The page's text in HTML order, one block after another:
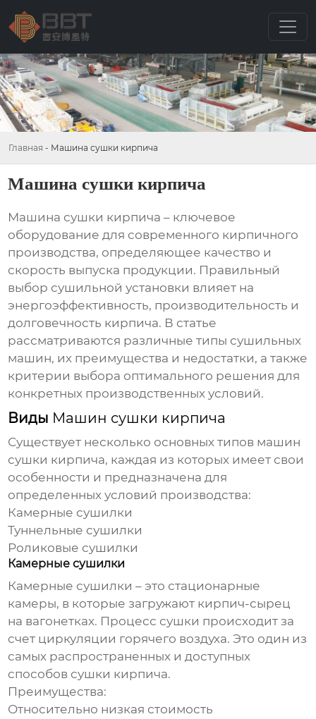
Главная - Машина сушки кирпича
Машина сушки кирпича
Машина сушки кирпича – ключевое
оборудование для современного кирпичного
производства, определяющее качество и
скорость выпуска продукции. Правильный
выбор сушильной установки влияет на
энергоэффективность, производительность и
долговечность кирпича. В статье
рассматриваются различные типы сушильных
машин, их преимущества и недостатки, а также
критерии выбора оптимального решения для
конкретных производственных условий.
Виды Машин сушки кирпича
Существует несколько основных типов машин
сушки кирпича, каждая из которых имеет свои
особенности и предназначена для
определенных условий производства:
Камерные сушилки
Туннельные сушилки
Роликовые сушилки
Камерные сушилки
Камерные сушилки – это стационарные
камеры, в которые загружают кирпич-сырец
на вагонетках. Процесс сушки происходит за
счет циркуляции горячего воздуха. Это один из
самых распространенных и доступных
способов сушки кирпича.
Преимущества:
Относительно низкая стоимость